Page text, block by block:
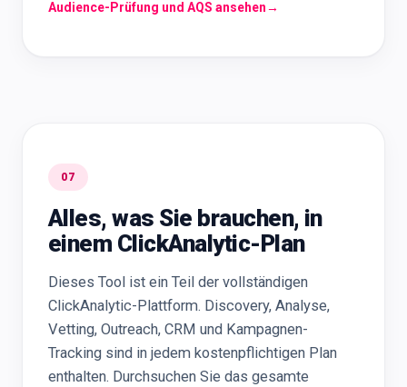
Audience-Prüfung und AQS ansehen→
07
Alles, was Sie brauchen, in
einem ClickAnalytic-Plan
Dieses Tool ist ein Teil der vollständigen
ClickAnalytic-Plattform. Discovery, Analyse,
Vetting, Outreach, CRM und Kampagnen-
Tracking sind in jedem kostenpflichtigen Plan
enthalten. Durchsuchen Sie das gesamte